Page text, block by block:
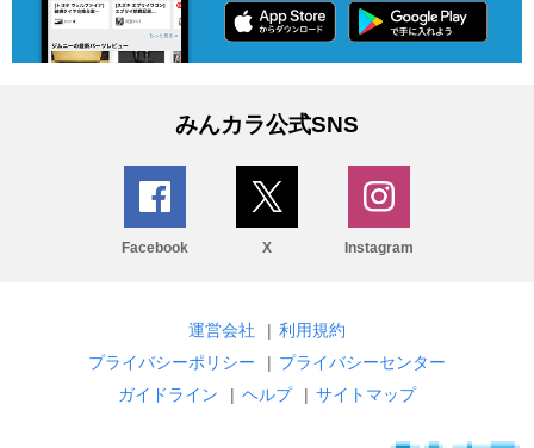
みんカラ公式SNS
Facebook X Instagram
運営会社 | 利用規約
プライバシーポリシー
| プライバシーセンター
ガイドライン
| ヘルプ | サイトマップ